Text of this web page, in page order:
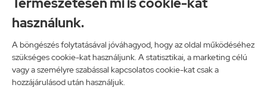
használunk.
A böngészés folytatásával jóváhagyod, hogy az oldal működéséhez
szükséges cookie-kat használjunk. A statisztikai, a marketing célú
vagy a személyre szabással kapcsolatos cookie-kat csak a
hozzájárulásod után használjuk.
Impresszum
Vissza a főoldalra